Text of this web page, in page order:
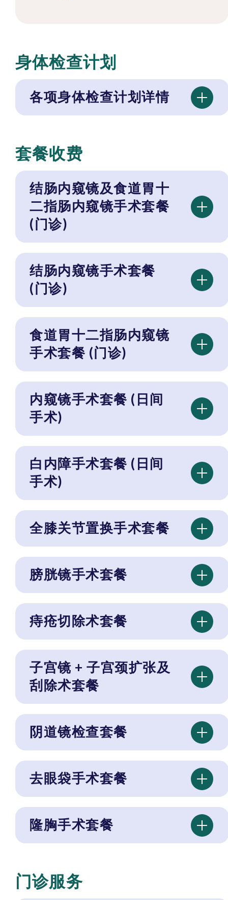
身体检查计划
各项身体检查计划详情
套餐收费
结肠内窥镜及食道胃十
二指肠内窥镜手术套餐
(门诊)
结肠内窥镜手术套餐
(门诊)
食道胃十二指肠内窥镜
手术套餐 (门诊)
内窥镜手术套餐 (日间
手术)
白内障手术套餐 (日间
手术)
全膝关节置换手术套餐
膀胱镜手术套餐
痔疮切除术套餐
子宫镜 + 子宫颈扩张及
刮除术套餐
阴道镜检查套餐
去眼袋手术套餐
隆胸手术套餐
门诊服务